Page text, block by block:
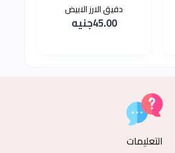
دقيق الارز الابيض
45.00جنيه
التعليمات